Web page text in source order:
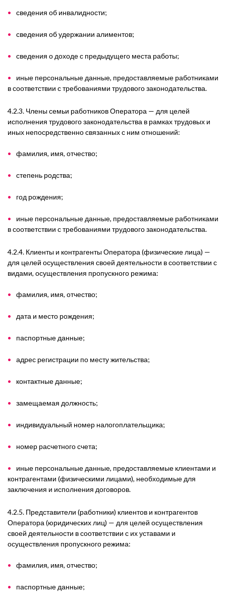
сведения об инвалидности;
сведения об удержании алиментов;
сведения о доходе с предыдущего места работы;
иные персональные данные, предоставляемые работниками
в соответствии с требованиями трудового законодательства.
4.2.3. Члены семьи работников Оператора — для целей
исполнения трудового законодательства в рамках трудовых и
иных непосредственно связанных с ним отношений:
фамилия, имя, отчество;
степень родства;
год рождения;
иные персональные данные, предоставляемые работниками
в соответствии с требованиями трудового законодательства.
4.2.4. Клиенты и контрагенты Оператора (физические лица) —
для целей осуществления своей деятельности в соответствии с
видами, осуществления пропускного режима:
фамилия, имя, отчество;
дата и место рождения;
паспортные данные;
адрес регистрации по месту жительства;
контактные данные;
замещаемая должность;
индивидуальный номер налогоплательщика;
номер расчетного счета;
иные персональные данные, предоставляемые клиентами и
контрагентами (физическими лицами), необходимые для
заключения и исполнения договоров.
4.2.5. Представители (работники) клиентов и контрагентов
Оператора (юридических лиц) — для целей осуществления
своей деятельности в соответствии с их уставами и
осуществления пропускного режима:
фамилия, имя, отчество;
паспортные данные;